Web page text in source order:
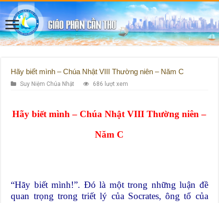
Hãy biết mình – Chúa Nhật VIII Thường niên – Năm C
Suy Niệm Chúa Nhật 686 lượt xem
Hãy biết mình – Chúa Nhật VIII Thường niên –
Năm C
“Hãy biết mình!”. Đó là một trong những luận đề
quan trọng trong triết lý của Socrates, ông tổ của